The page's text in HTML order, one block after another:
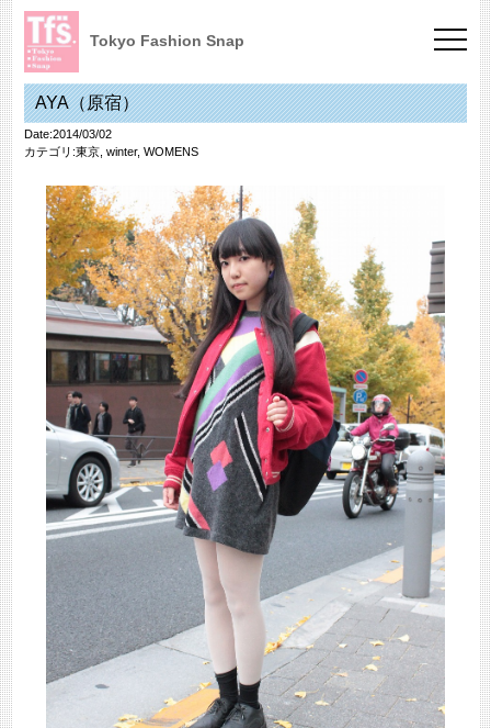
Tokyo Fashion Snap
AYA（原宿）
Date:2014/03/02
カテゴリ:東京, winter, WOMENS